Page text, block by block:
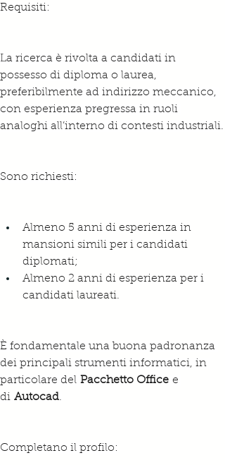
Requisiti:
La ricerca è rivolta a candidati in
possesso di diploma o laurea,
preferibilmente ad indirizzo meccanico,
con esperienza pregressa in ruoli
analoghi all’interno di contesti industriali.
Sono richiesti:
Almeno 5 anni di esperienza in
mansioni simili per i candidati
diplomati;
Almeno 2 anni di esperienza per i
candidati laureati.
È fondamentale una buona padronanza
dei principali strumenti informatici, in
particolare del Pacchetto Office e
di Autocad.
Completano il profilo: